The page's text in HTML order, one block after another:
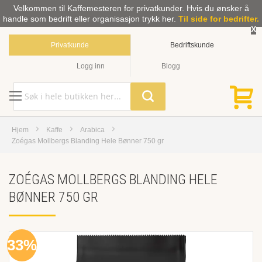
Velkommen til Kaffemesteren for privatkunder. Hvis du ønsker å
handle som bedrift eller organisasjon trykk her. Til side for bedrifter.
X
Privatkunde Bedriftskunde
Logg inn Blogg
Hjem Kaffe
Arabica
Zoégas Mollbergs Blanding Hele Bønner 750 gr
ZOÉGAS MOLLBERGS BLANDING HELE
BØNNER 750 GR
33%
Skip
to
the